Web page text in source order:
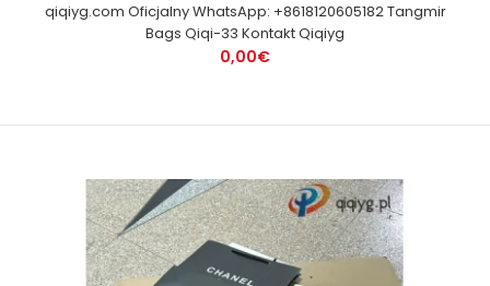
qiqiyg.com Oficjalny WhatsApp: +8618120605182 Tangmir
Bags Qiqi-33 Kontakt Qiqiyg
0,00€